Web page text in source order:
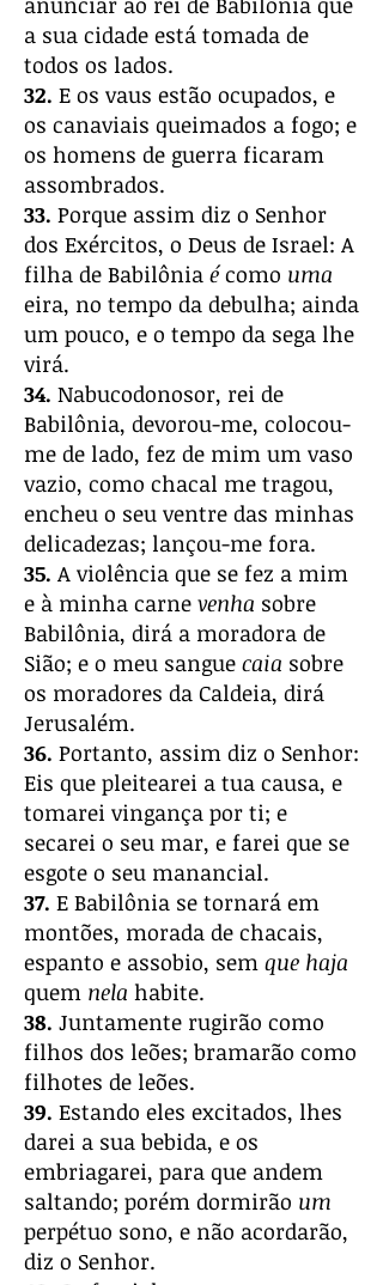
a sua cidade está tomada de
todos os lados.
32. E os vaus estão ocupados, e
os canaviais queimados a fogo; e
os homens de guerra ficaram
assombrados.
33. Porque assim diz o Senhor
dos Exércitos, o Deus de Israel: A
filha de Babilônia écomo uma
eira, no tempo da debulha; ainda
um pouco, e o tempo da sega lhe
virá.
34. Nabucodonosor, rei de
Babilônia, devorou-me, colocou-
me de lado, fez de mim um vaso
vazio, como chacal me tragou,
encheu o seu ventre das minhas
delicadezas; lançou-me fora.
35. A violência que se fez a mim
e à minha carne venha sobre
Babilônia, dirá a moradora de
Sião; e o meu sangue caia sobre
os moradores da Caldeia, dirá
Jerusalém.
36. Portanto, assim diz o Senhor:
Eis que pleitearei a tua causa, e
tomarei vingança por ti; e
secarei o seu mar, e farei que se
esgote o seu manancial.
37. E Babilônia se tornará em
montões, morada de chacais,
espanto e assobio, sem que haja
quem nela habite.
38. Juntamente rugirão como
filhos dos leões; bramarão como
filhotes de leões.
39. Estando eles excitados, lhes
darei a sua bebida, e os
embriagarei, para que andem
saltando; porém dormirão um
perpétuo sono, e não acordarão,
diz o Senhor.